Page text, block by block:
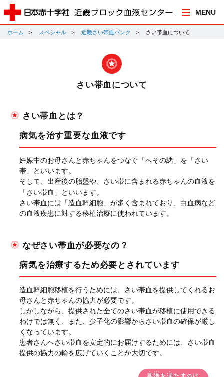
MENU
ホーム スペシャル 近畿さい帯血バンク さい帯血について
さい帯血について
さい帯血とは？
病気を治す重要な血液です
妊娠中のお母さんと赤ちゃんをつなぐ「へその緒」を「さい
帯」といいます。
そして、出産後の胎盤や、さい帯に含まれる赤ちゃんの血液を
「さい帯血」といいます。
さい帯血には「造血幹細胞」が多く含まれており、白血病など
の血液疾患に対する移植治療に使われています。
なぜさい帯血が必要なの？
病気を治療するため必要とされています
造血幹細胞移植を行うためには、さい帯血を提供してくれるお
母さんと赤ちゃんの協力が必要です。
しかしながら、提供された全てのさい帯血が移植に使用できる
わけでは無く、また、少子化の影響からさい帯血の確保が厳し
くなっています。
患者さんへさい帯血を安定的にお届けするためには、さい帯血
提供の協力の輪を広げていくことが大切です。